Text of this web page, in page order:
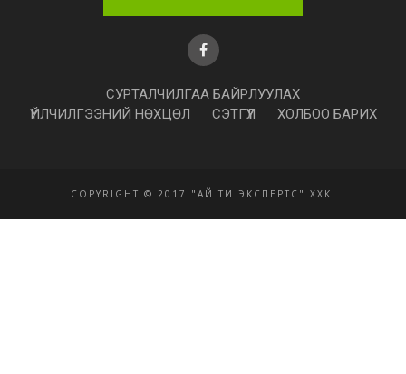
СУРТАЛЧИЛГАА БАЙРЛУУЛАХ
ҮЙЛЧИЛГЭЭНИЙ НӨХЦӨЛ
СЭТГҮҮЛ ХОЛБОО БАРИХ
COPYRIGHT © 2017 "АЙ ТИ ЭКСПЕРТС" ХХК.